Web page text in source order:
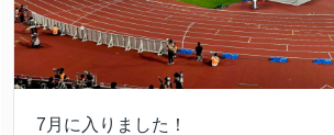
7月に入りました！